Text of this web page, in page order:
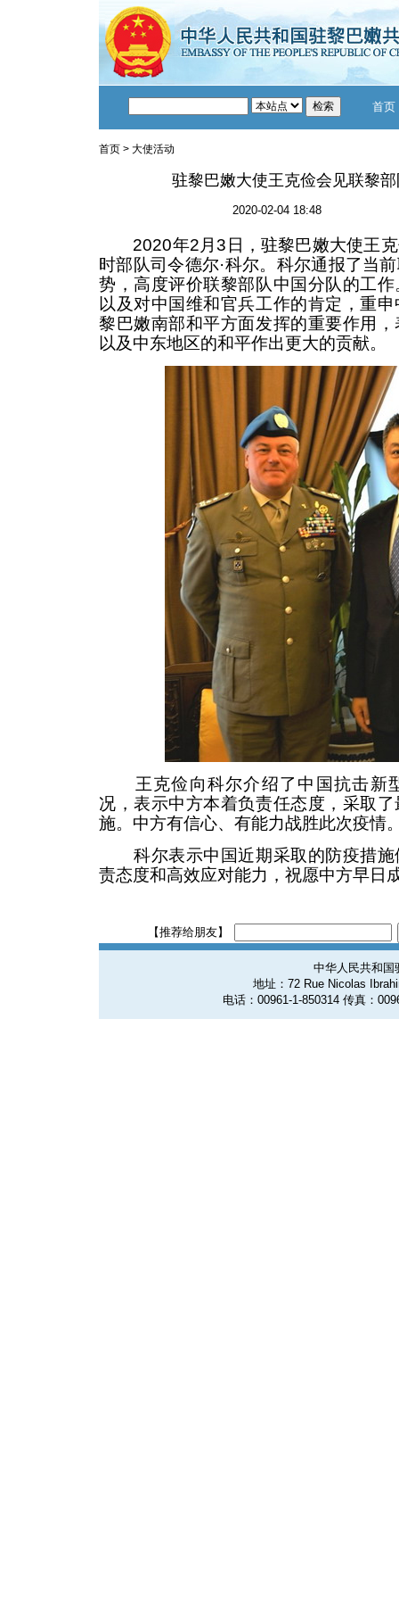
首页
首页 > 大使活动
驻黎巴嫩大使王克俭会见联黎
2020-02-04 18:48
2020年2月3日，驻黎巴嫩大使王克
时部队司令德尔·科尔。科尔通报了当
势，高度评价联黎部队中国分队的工
以及对中国维和官兵工作的肯定，重
黎巴嫩南部和平方面发挥的重要作用
以及中东地区的和平作出更大的贡献。
王克俭向科尔介绍了中国抗击新
况，表示中方本着负责任态度，采取
施。中方有信心、有能力战胜此次疫情
科尔表示中国近期采取的防疫措施
责态度和高效应对能力，祝愿中方早日
【推荐给朋友】
中华人民共和国
地址：72 Rue Nicolas
电话：00961-1-850314 传真：